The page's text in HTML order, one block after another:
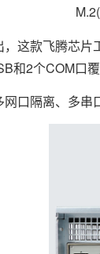
款飞腾芯片
和2个COM口
隔离、多串